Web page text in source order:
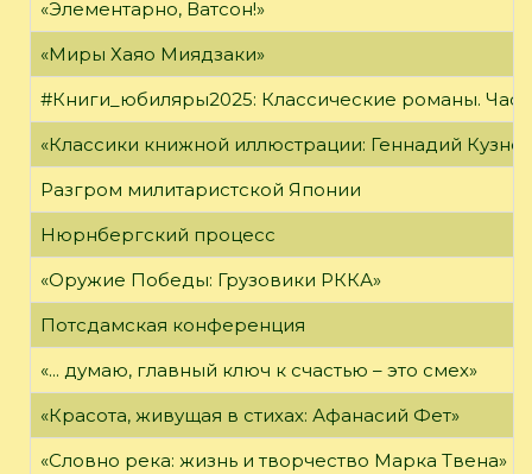
«Элементарно, Ватсон!»
«Миры Хаяо Миядзаки»
#Книги_юбиляры2025: Классические романы.
«Классики книжной иллюстрации: Геннадий
Разгром милитаристской Японии
Нюрнбергский процесс
«Оружие Победы: Грузовики РККА»
Потсдамская конференция
«... думаю, главный ключ к счастью – это смех»
«Красота, живущая в стихах: Афанасий Фет»
«Словно река: жизнь и творчество Марка Твена»